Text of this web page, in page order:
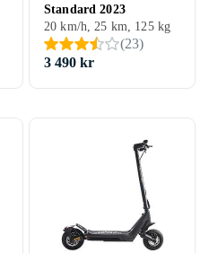
Standard 2023
20 km/h, 25 km, 125 kg
(23)
3 490 kr